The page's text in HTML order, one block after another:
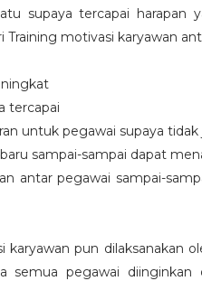
supaya tercapai harapan
motivasi karyawan
tercapai
untuk pegawai supaya tidak
sampai-sampai dapat
pegawai sampai-
karyawan pun dilaksanakan
semua pegawai